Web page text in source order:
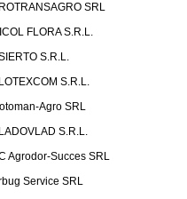
SRL
FLORA S.R.L.
S.R.L.
S.R.L.
Agro SRL
S.R.L.
Agrodor-Succes SRL
Service SRL